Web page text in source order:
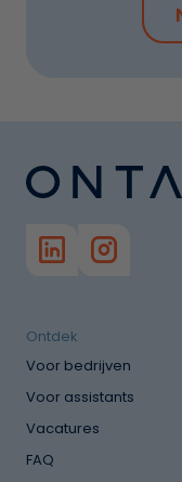
Ontdek
Voor bedrijven
Voor assistants
Vacatures
FAQ